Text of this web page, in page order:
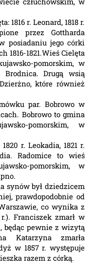
1816 r. Leonard, 1818 r.
przez Gottharda
posiadaniu jego córki
1816-1821.Wieś Cielęta
pomorskim, w
Drugą wsią
które również
par. Bobrowo w
Bobrowo to gmina
pomorskim, w
r. Leokadia, 1821 r.
Radomice to wieś
pomorskim, w
synów był dziedzicem
prawdopodobnie od
co wynika z
Franciszek zmarł w
będąc pewnie z wizytą
Katarzyna zmarła
w 1857 r. występuje
razem z córką.